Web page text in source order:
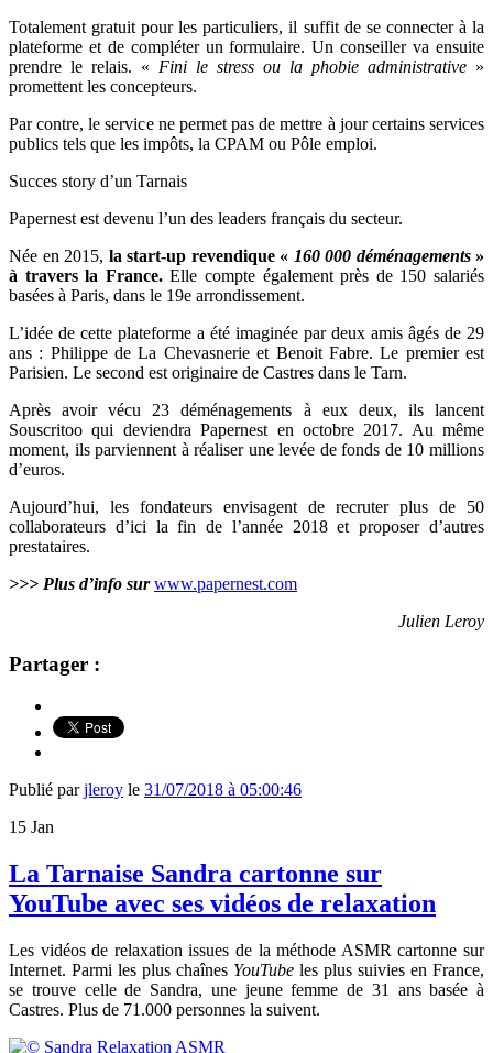
Totalement gratuit pour les particuliers, il suffit de se connecter à la
plateforme et de compléter un formulaire. Un conseiller va ensuite
prendre le relais. « Fini le stress ou la phobie administrative »
promettent les concepteurs.
Par contre, le service ne permet pas de mettre à jour certains services
publics tels que les impôts, la CPAM ou Pôle emploi.
Succes story d’un Tarnais
Papernest est devenu l’un des leaders français du secteur.
Née en 2015, la start-up revendique « 160 000 déménagements»
à travers la France.Elle compte également près de 150 salariés
basées à Paris, dans le 19e arrondissement.
L’idée de cette plateforme a été imaginée par deux amis âgés de 29
ans : Philippe de La Chevasnerie et Benoit Fabre. Le premier est
Parisien. Le second est originaire de Castres dans le Tarn.
Après avoir vécu 23 déménagements à eux deux, ils lancent
Souscritoo qui deviendra Papernest en octobre 2017. Au même
moment, ils parviennent à réaliser une levée de fonds de 10 millions
d’euros.
Aujourd’hui, les fondateurs envisagent de recruter plus de 50
collaborateurs d’ici la fin de l’année 2018 et proposer d’autres
prestataires.
>>> Plus d’info sur www.papernest.com
Julien Leroy
Partager :
Publié parjleroy le 31/07/2018 à 05:00:46
15 Jan
La Tarnaise Sandra cartonne sur
YouTube avec ses vidéos de relaxation
Les vidéos de relaxation issues de la méthode ASMR cartonne sur
Internet. Parmi les plus chaînes YouTube les plus suivies en France,
se trouve celle de Sandra, une jeune femme de 31 ans basée à
Castres. Plus de 71.000 personnes la suivent.